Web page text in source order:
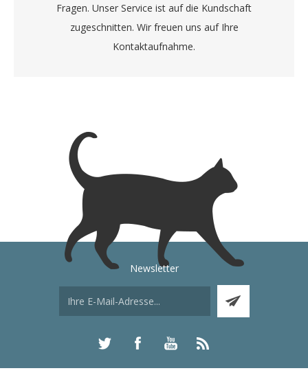
Fragen. Unser Service ist auf die Kundschaft
zugeschnitten. Wir freuen uns auf Ihre
Kontaktaufnahme.
Newsletter